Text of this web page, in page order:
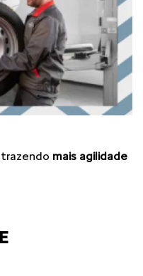
mais agilidade